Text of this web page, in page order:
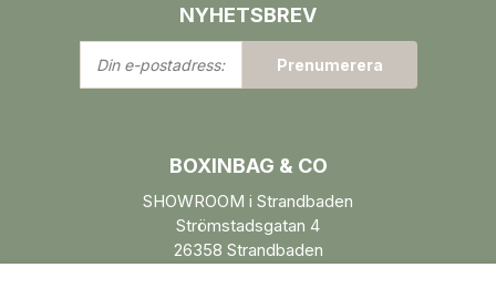
NYHETSBREV
Din
e-
Prenumerera
BOXINBAG & CO
SHOWROOM i Strandbaden
Strömstadsgatan 4
26358 Strandbaden